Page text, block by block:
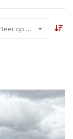
Sorteer op datum